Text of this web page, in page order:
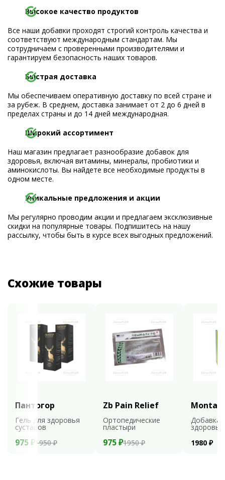
Высокое качество продуктов
Все наши добавки проходят строгий контроль качества и
соответствуют международным стандартам. Мы
сотрудничаем с проверенными производителями и
гарантируем безопасность наших товаров.
Быстрая доставка
Мы обеспечиваем оперативную доставку по всей стране и
за рубеж. В среднем, доставка занимает от 2 до 6 дней в
пределах страны и до 14 дней международная.
Широкий ассортимент
Наш магазин предлагает разнообразие добавок для
здоровья, включая витамины, минералы, пробиотики и
аминокислоты. Вы найдете все необходимые продукты в
одном месте.
Уникальные предложения и акции
Мы регулярно проводим акции и предлагаем эксклюзивные
скидки на популярные товары. Подпишитесь на нашу
рассылку, чтобы быть в курсе всех выгодных предложений.
Схожие товары
Пантогор
Гель для здоровья
суставов
975 ₽ 1950 ₽
Zb Pain Relief
Ортопедические
пластыри
975 ₽1950 ₽
Добавка
здоровья
1980 ₽